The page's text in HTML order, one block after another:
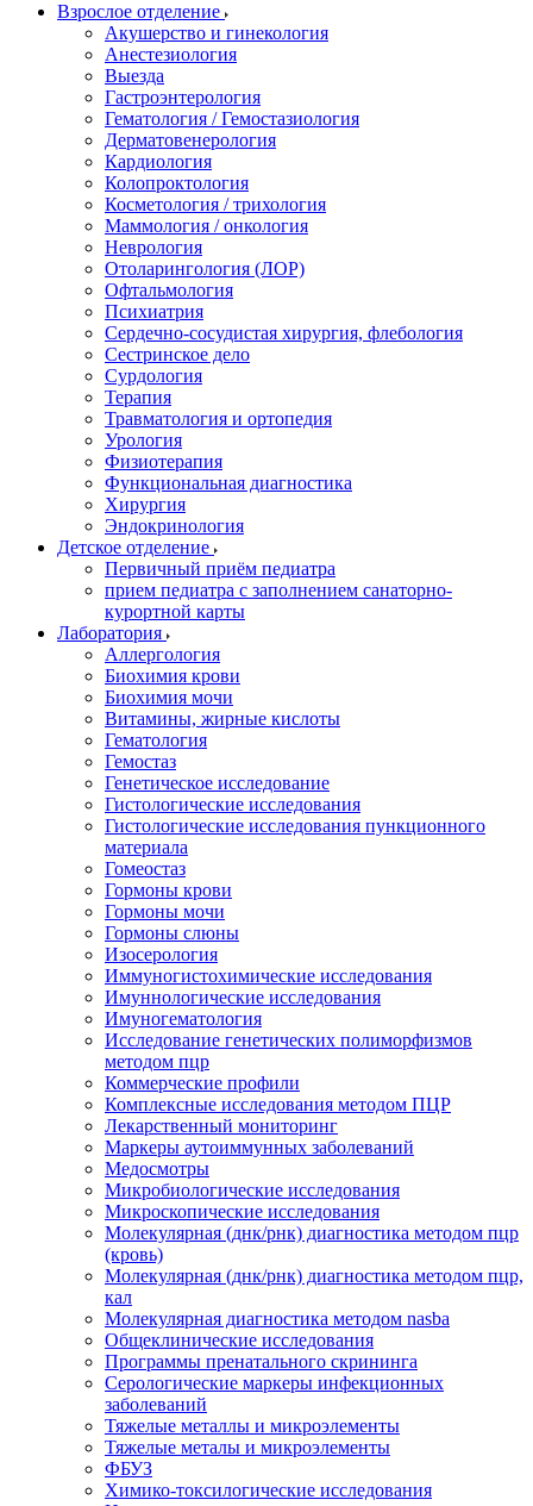
Взрослое отделение
Акушерство и гинекология
Анестезиология
Выезда
Гастроэнтерология
Гематология / Гемостазиология
Дерматовенерология
Кардиология
Колопроктология
Косметология / трихология
Маммология / онкология
Неврология
Отоларингология (ЛОР)
Офтальмология
Психиатрия
Сердечно-сосудистая хирургия, флебология
Сестринское дело
Сурдология
Терапия
Травматология и ортопедия
Урология
Физиотерапия
Функциональная диагностика
Хирургия
Эндокринология
Детское отделение
Первичный приём педиатра
прием педиатра с заполнением санаторно-
курортной карты
Лаборатория
Аллергология
Биохимия крови
Биохимия мочи
Витамины, жирные кислоты
Гематология
Гемостаз
Генетическое исследование
Гистологические исследования
Гистологические исследования пункционного
материала
Гомеостаз
Гормоны крови
Гормоны мочи
Гормоны слюны
Изосерология
Иммуногистохимические исследования
Имуннологические исследования
Имуногематология
Исследование генетических полиморфизмов
методом пцр
Коммерческие профили
Комплексные исследования методом ПЦР
Лекарственный мониторинг
Маркеры аутоиммунных заболеваний
Медосмотры
Микробиологические исследования
Микроскопические исследования
Молекулярная (днк/рнк) диагностика методом пцр
(кровь)
Молекулярная (днк/рнк) диагностика методом пцр,
кал
Молекулярная диагностика методом nasba
Общеклинические исследования
Программы пренатального скрининга
Серологические маркеры инфекционных
заболеваний
Тяжелые металлы и микроэлементы
Тяжелые металы и микроэлементы
ФБУЗ
Химико-токсилогические исследования